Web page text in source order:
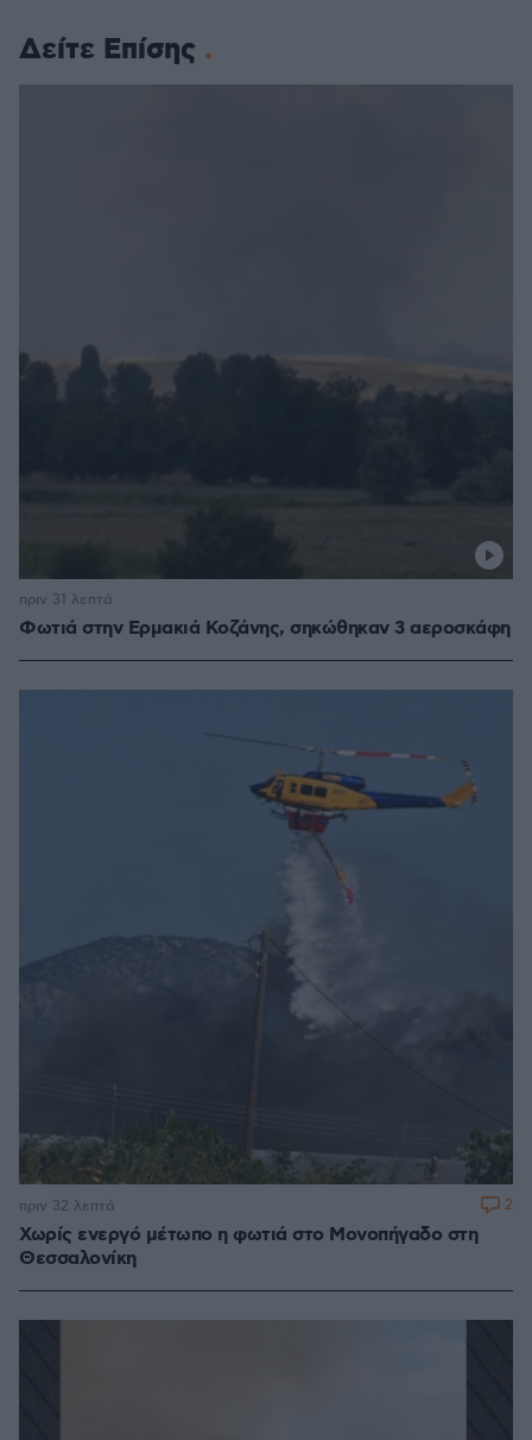
Δείτε Επίσης
Φωτιά στην Ερμακιά Κοζάνης, σηκώθηκαν 3 αεροσκάφη
πριν 31 λεπτά
Χωρίς ενεργό μέτωπο η φωτιά στο Μονοπήγαδο στη
Θεσσαλονίκη
πριν 32 λεπτά 2